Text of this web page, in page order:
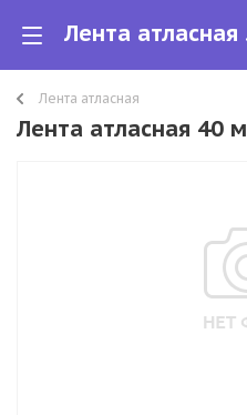
Лента атласная
Лента атласная 40